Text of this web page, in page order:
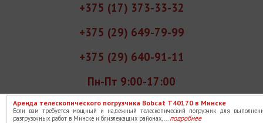
+375 (17) 373-33-32
+375 (29) 649-79-99
+375 (29) 640-91-11
Пн-Пт 9:00-17:00
Аренда телескопического погрузчика Bobcat T40170 в Минске
Если вам требуется мощный и надежный телескопический погрузчик для
разгрузочных работ в Минске и близлежащих районах, ... подробнее